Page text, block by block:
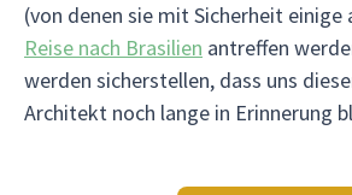
(von denen sie mit Sicherheit einige
Reise nach Brasilien antreffen
werden sicherstellen, dass uns
Architekt noch lange in Erinnerung